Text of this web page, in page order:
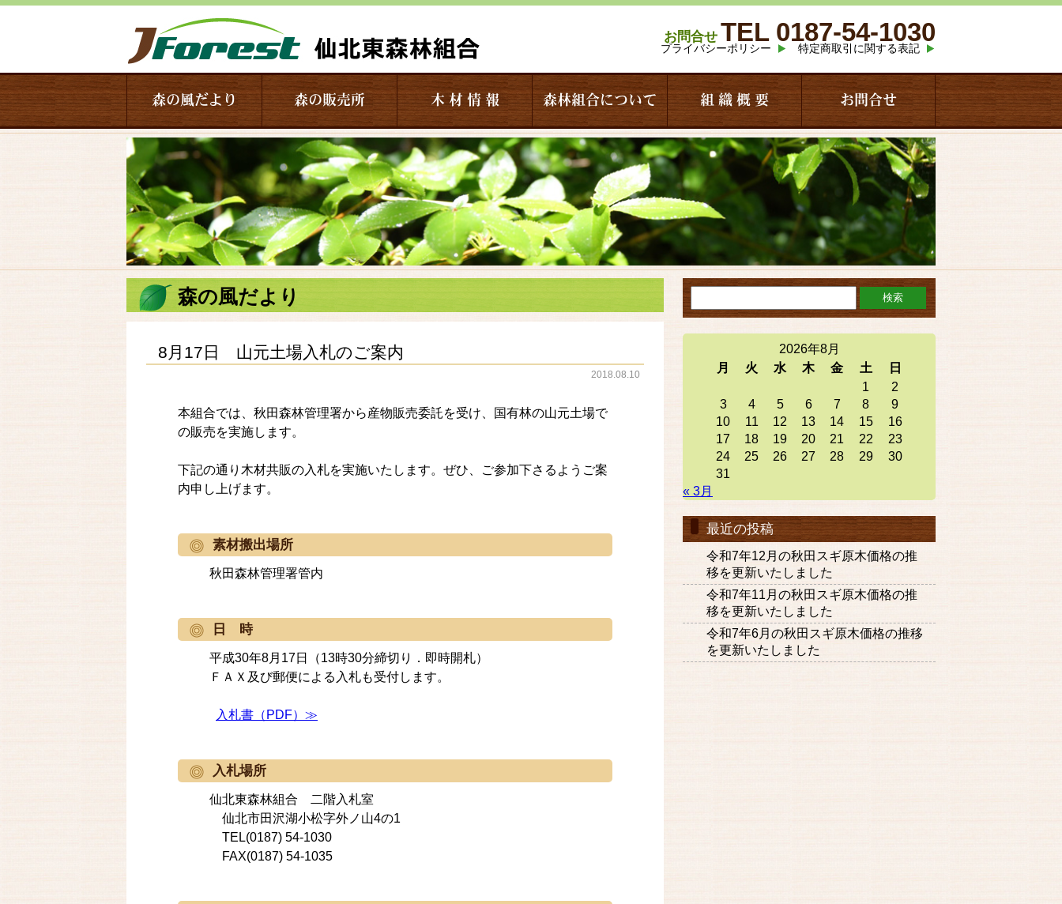
お問合せ TEL 0187-54-1030
プライバシーポリシー 特定商取引に関する表記
森の風だより 森の販売所 木 材 情 報 森林組合について 組 織 概 要 お問合せ
森の風だより
8月17日 山元土場入札のご案内
2018.08.10
本組合では、秋田森林管理署から産物販売委託を受け、国有林の山元土場で
の販売を実施します。
下記の通り木材共販の入札を実施いたします。ぜひ、ご参加下さるようご案
内申し上げます。
素材搬出場所
秋田森林管理署管内
日 時
平成30年8月17日（13時30分締切り．即時開札）
ＦＡＸ及び郵便による入札も受付します。
入札書（PDF）≫
入札場所
仙北東森林組合 二階入札室
仙北市田沢湖小松字外ノ山4の1
TEL(0187) 54-1030
FAX(0187) 54-1035
2026年8月
月
火 水 木 金 土
日
1
2
3
4 5 6 7 8
9
10
11 12 13 14 15
16
17
18 19 20 21 22
23
24
25 26 27 28 29
30
31
« 3月
最近の投稿
令和7年12月の秋田スギ原木価格の推
移を更新いたしました
令和7年11月の秋田スギ原木価格の推
移を更新いたしました
令和7年6月の秋田スギ原木価格の推移
を更新いたしました